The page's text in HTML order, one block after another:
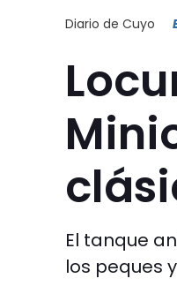
Diario de Cuyo
El tanque
los peques